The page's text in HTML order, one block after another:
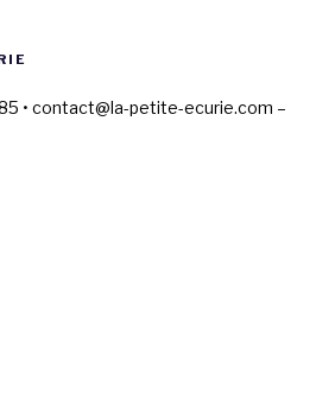
• contact@la-petite-ecurie.com –